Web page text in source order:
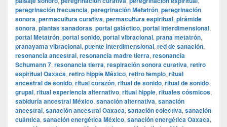
peregrinación frecuencia, peregrinación Metatrón, peregrinación
sonora, permacultura curativa, permacultura espiritual, pirámide
sonora, plantas sanadoras, portal galáctico, portal interdimensional,
portal Metatrón, portal sonido, portal vibracional, prana metatrón,
pranayama vibracional, puente interdimensional, red de sanación,
resonancia ancestral, resonancia madre tierra, resonancia
Schumann 7, resonancia tierra, respiración sonora curativa, retiro
espiritual Oaxaca, retiro hippie México, retiro templo, ritual
ancestral de sonido, ritual corazón, ritual de sonido, ritual de sonido
grupal, ritual experiencia alternativo, ritual hippie, rituales cósmicos,
sabiduría ancestral México, sanación alternativa, sanación
ancestral, sanación ancestral Oaxaca, sanación colectiva, sanación
cuántica, sanación energética México, sanación energética Oaxaca,